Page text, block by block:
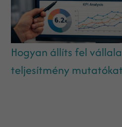
Hogyan állíts fel
teljesítmény